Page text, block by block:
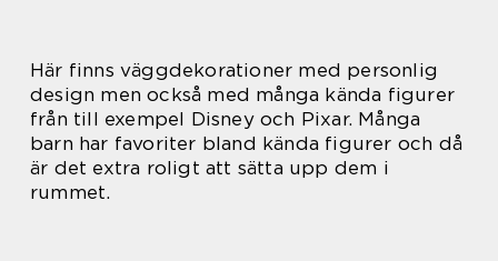
Här finns väggdekorationer med personlig
design men också med många kända figurer
från till exempel Disney och Pixar. Många
barn har favoriter bland kända figurer och då
är det extra roligt att sätta upp dem i
rummet.